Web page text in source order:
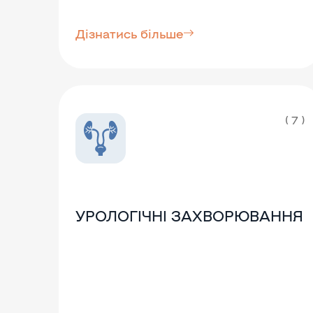
Дізнатись більше
( 7 )
УРОЛОГІЧНІ ЗАХВОРЮВАННЯ